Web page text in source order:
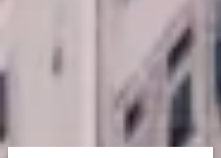
STUDIETURE OG GRUPPEREJSER
TIL HELE VERDEN
✈️ Flybilletter & transport med tog eller bus
🛏️Prisvenlig overnatning med central placering